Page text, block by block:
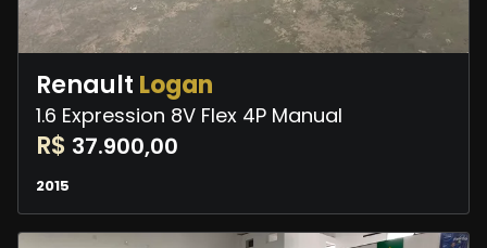
Renault Logan
1.6 Expression 8V Flex 4P Manual
R$ 37.900,00
2015